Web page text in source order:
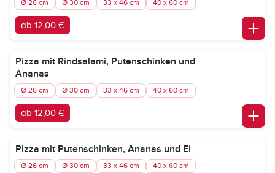
Ø 26 cm Ø 30 cm 33 x 46 cm 40 x 60 cm
ab 12,00 €
Pizza mit Rindsalami, Putenschinken und
Ananas
Ø 26 cm Ø 30 cm 33 x 46 cm 40 x 60 cm
ab 12,00 €
Pizza mit Putenschinken, Ananas und Ei
Ø 26 cm Ø 30 cm 33 x 46 cm 40 x 60 cm